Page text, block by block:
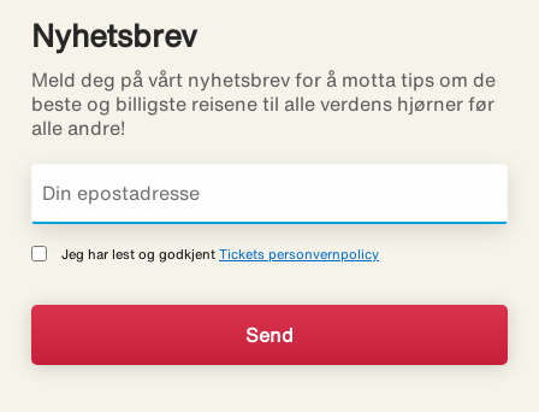
Nyhetsbrev
Meld deg på vårt nyhetsbrev for å motta tips om de
beste og billigste reisene til alle verdens hjørner før
alle andre!
Jeg har lest og godkjent Tickets personvernpolicy